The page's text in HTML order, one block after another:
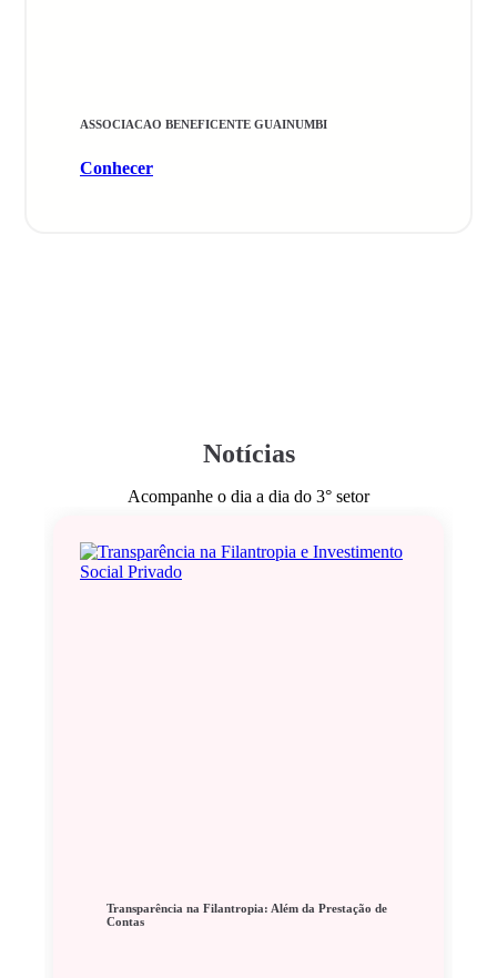
ASSOCIACAO BENEFICENTE GUAINUMBI
Conhecer
Notícias
Acompanhe o dia a dia do 3° setor
Transparência na Filantropia: Além da Prestação de
Contas